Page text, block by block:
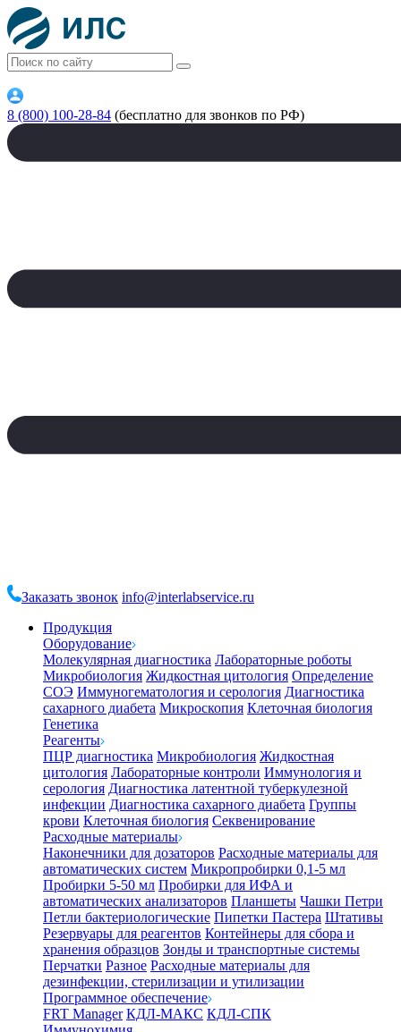
8 (800) 100-28-84 (бесплатно для звонков по РФ)
Заказать звонок info@interlabservice.ru
Продукция
Оборудование
Молекулярная диагностика Лабораторные роботы
Микробиология Жидкостная цитология Определение
СОЭ Иммуногематология и серология Диагностика
сахарного диабета Микроскопия Клеточная биология
Генетика
Реагенты
ПЦР диагностика Микробиология Жидкостная
цитология Лабораторные контроли Иммунология и
серология Диагностика латентной туберкулезной
инфекции Диагностика сахарного диабета Группы
крови Клеточная биология Секвенирование
Расходные материалы
Наконечники для дозаторов Расходные материалы для
автоматических систем Микропробирки 0,1-5 мл
Пробирки 5-50 мл Пробирки для ИФА и
автоматических анализаторов Планшеты Чашки Петри
Петли бактериологические Пипетки Пастера Штативы
Резервуары для реагентов Контейнеры для сбора и
хранения образцов Зонды и транспортные системы
Перчатки Разное Расходные материалы для
дезинфекции, стерилизации и утилизации
Программное обеспечение
FRT Manager КДЛ-МАКС КДЛ-СПК